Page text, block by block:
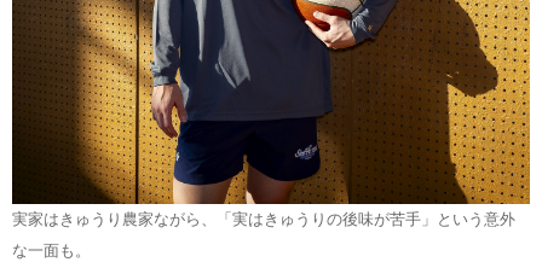
実家はきゅうり農家ながら、「実はきゅうりの後味が苦手」という意外
な一面も。